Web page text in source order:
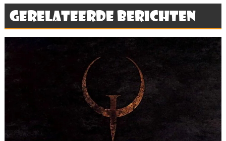
Gerelateerde berichten